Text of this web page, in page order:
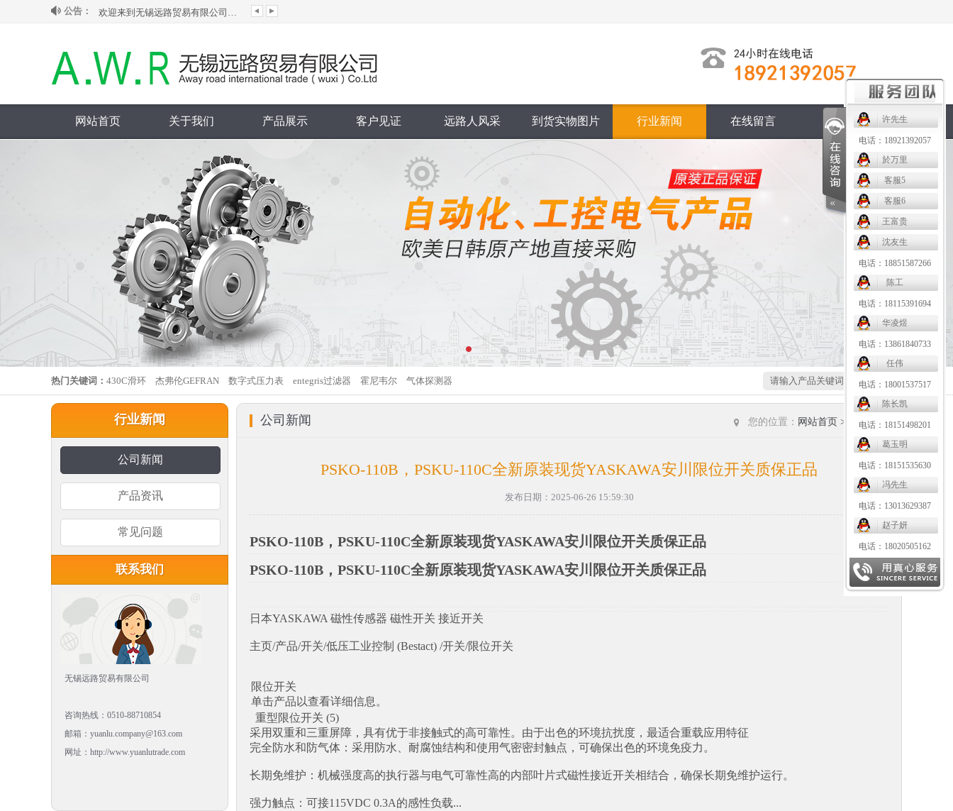
许先生
电话：18921392057
於万里
客服5
客服6
王富贵
沈友生
电话：18851587266
陈工
电话：18115391694
华凌煜
电话：13861840733
任伟
电话：18001537517
陈长凯
电话：18151498201
葛玉明
电话：18151535630
冯先生
电话：13013629387
赵子妍
电话：18020505162
公告：
代理销售韩国HANSUN旗下S-LOK管阀件...
本公司为台湾ASIANTOOL水银滑环大陆授...
网站首页 关于我们 产品展示 客户见证 远路人风采 到货实物图片 行业新闻 在线留言 联系我们
热门关键词： 430C滑环 杰弗伦GEFRAN 数字式压力表 entegris过滤器 霍尼韦尔 气体探测器
行业新闻
公司新闻
产品资讯
常见问题
联系我们
无锡远路贸易有限公司
咨询热线：0510-88710854
邮箱：yuanlu.company@163.com
网址：http://www.yuanlutrade.com
公司新闻 网站首页 > 公司新闻
您的位置：
PSKO-110B，PSKU-110C全新原装现货YASKAWA安川限位开关质保正品
发布日期：2025-06-26 15:59:30
PSKO-110B，PSKU-110C全新原装现货YASKAWA安川限位开关质保正品
PSKO-110B，PSKU-110C全新原装现货YASKAWA安川限位开关质保正品
日本YASKAWA 磁性传感器 磁性开关 接近开关
主页/产品/开关/低压工业控制 (Bestact) /开关/限位开关
限位开关
单击产品以查看详细信息。
重型限位开关 (5)
采用双重和三重屏障，具有优于非接触式的高可靠性。由于出色的环境抗扰度，最适合重载应用特征
完全防水和防气体：采用防水、耐腐蚀结构和使用气密密封触点，可确保出色的环境免疫力。
长期免维护：机械强度高的执行器与电气可靠性高的内部叶片式磁性接近开关相结合，确保长期免维护运行。
强力触点：可接115VDC 0.3A的感性负载...